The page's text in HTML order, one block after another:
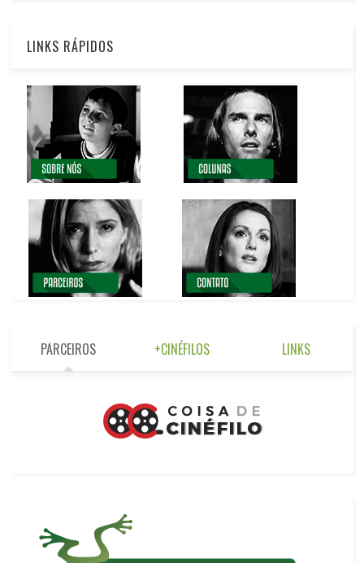
LINKS RÁPIDOS
PARCEIROS +CINÉFILOS LINKS